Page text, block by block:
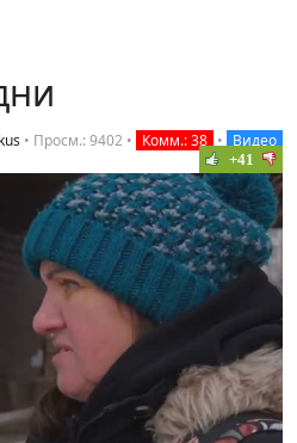
• Просм.: 9402 • Комм.: 38 • Видео
+41